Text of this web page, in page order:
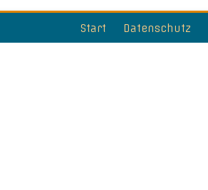
Start Datenschutz